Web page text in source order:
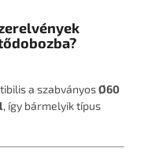
a szabványosØ60
, így bármelyik típus